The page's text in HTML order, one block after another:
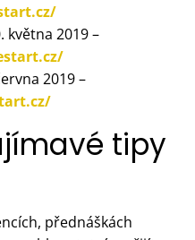
května 2019 –
2019 –
tipy
přednáškách